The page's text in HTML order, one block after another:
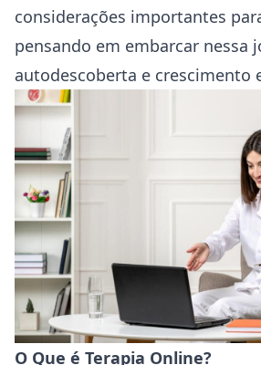
considerações importantes
pensando em embarcar nessa
autodescoberta e crescimento
O Que é Terapia Online?